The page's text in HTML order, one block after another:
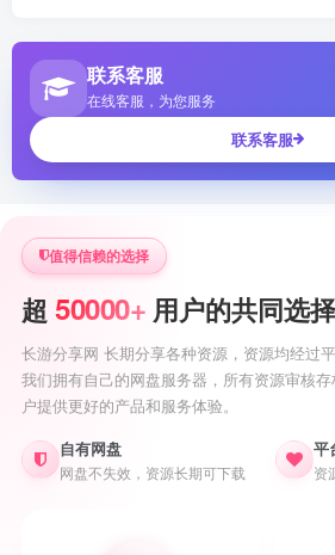
联系客服
在线客服，为您服务
联系客服
值得信赖的选择
超 50000+ 用户的共同选
长游分享网 长期分享各种资源，资源均经过平
我们拥有自己的网盘服务器，所有资源审核
户提供更好的产品和服务体验。
自有网盘
网盘不失效，资源长期可下载
平
资